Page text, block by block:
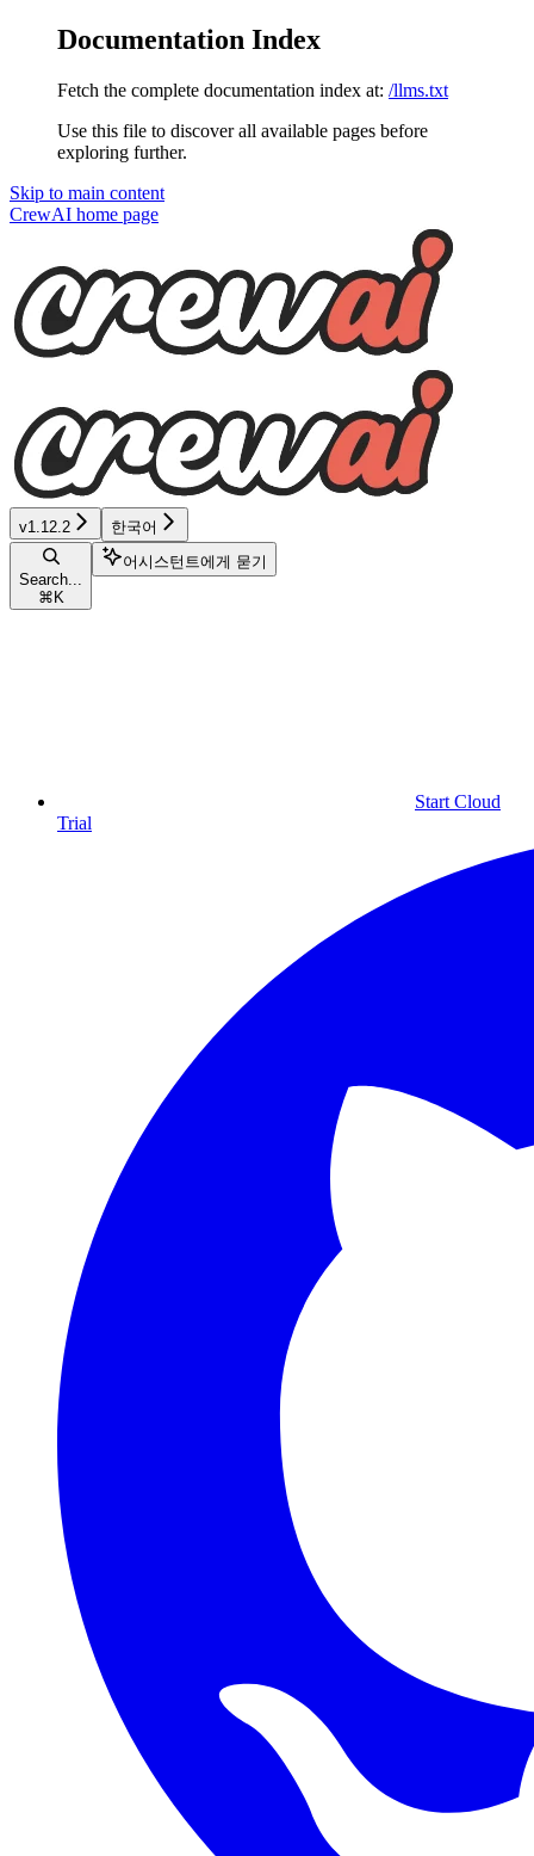
Documentation Index
Fetch the complete documentation index at: /llms.txt
Use this file to discover all available pages before
exploring further.
Skip to main content
CrewAI home page
v1.12.2 한국어
Search...
⌘ K
어시스턴트에게 묻기
Start Cloud
Trial